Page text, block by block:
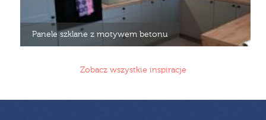
Panele szklane z motywem betonu
Zobacz wszystkie inspiracje